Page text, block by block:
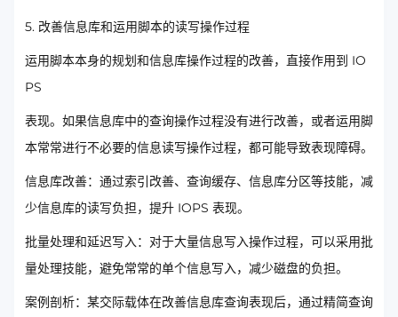
5. 改善信息库和运用脚本的读写操作过程
运用脚本本身的规划和信息库操作过程的改善，直接作用到 IO
PS
表现。如果信息库中的查询操作过程没有进行改善，或者运用脚
本常常进行不必要的信息读写操作过程，都可能导致表现障碍。
信息库改善：通过索引改善、查询缓存、信息库分区等技能，减
少信息库的读写负担，提升 IOPS 表现。
批量处理和延迟写入：对于大量信息写入操作过程，可以采用批
量处理技能，避免常常的单个信息写入，减少磁盘的负担。
案例剖析：某交际载体在改善信息库查询表现后，通过精简查询